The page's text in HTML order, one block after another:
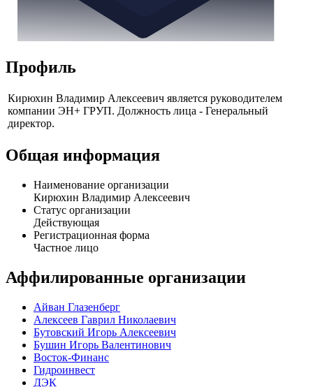
Профиль
Кирюхин Владимир Алексеевич является руководителем
компании ЭН+ ГРУП. Должность лица - Генеральный
директор.
Общая информация
Наименование организации
Кирюхин Владимир Алексеевич
Статус организации
Действующая
Регистрационная форма
Частное лицо
Аффилированные организации
Айван Глазенберг
Алексеев Гаврил Николаевич
Бутовский Игорь Алексеевич
Бушин Игорь Валентинович
Восток-Финанс
Гидроинвест
ДЭК